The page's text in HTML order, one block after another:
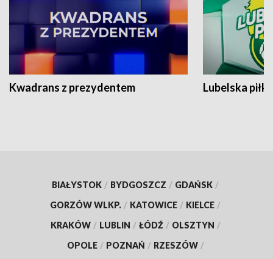
Kwadrans z prezydentem Lubelska piłka
BIAŁYSTOK / BYDGOSZCZ / GDAŃSK /
GORZÓW WLKP. / KATOWICE / KIELCE /
KRAKÓW / LUBLIN / ŁÓDŹ / OLSZTYN /
OPOLE / POZNAŃ / RZESZÓW /